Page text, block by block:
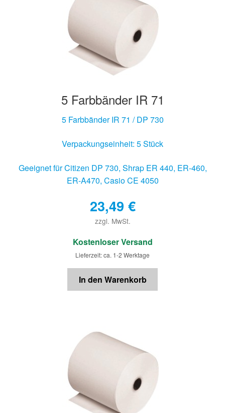
5 Farbbänder IR 71
5 Farbbänder IR 71 / DP 730
Verpackungseinheit: 5 Stück
Geeignet für Citizen DP 730, Shrap ER 440, ER-460,
ER-A470, Casio CE 4050
23,49 €
zzgl. MwSt.
€
Kostenloser Versand
Lieferzeit: ca. 1-2 Werktage
In den Warenkorb